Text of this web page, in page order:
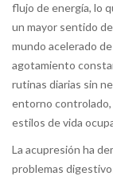
flujo de energía, lo
un mayor sentido
mundo acelerado
agotamiento
rutinas diarias sin
entorno controlado,
estilos de vida
La acupresión ha
problemas